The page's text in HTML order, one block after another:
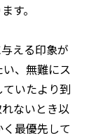
す。
える印象が
、無難にス
いたより到
ないとき以
最優先して